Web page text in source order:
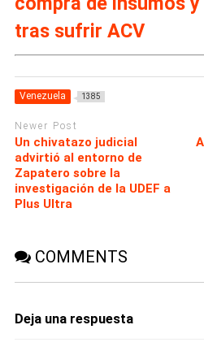
tras sufrir ACV
Venezuela 1385
Newer Post
Un chivatazo judicial
advirtió al entorno de
Zapatero sobre la
investigación de la UDEF a
Plus Ultra
COMMENTS
Deja una respuesta